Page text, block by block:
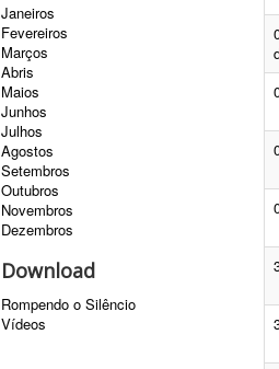
Janeiros
Fevereiros
Marços
Abris
Maios
Junhos
Julhos
Agostos
Setembros
Outubros
Novembros
Dezembros
Download
Rompendo o Silêncio
Vídeos